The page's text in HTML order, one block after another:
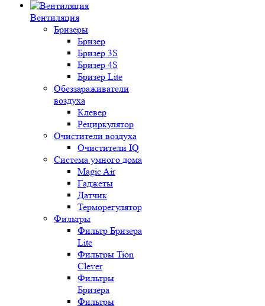
Вентиляция
Бризеры
Бризер
Бризер 3S
Бризер 4S
Бризер Lite
Обеззараживатели
воздуха
Клевер
Рециркулятор
Очистители воздуха
Очистители IQ
Система умного дома
Magic Air
Гаджеты
Датчик
Терморегулятор
Фильтры
Фильтр Бризера
Lite
Фильтры Tion
Clever
Фильтры
Бризера
Фильтры